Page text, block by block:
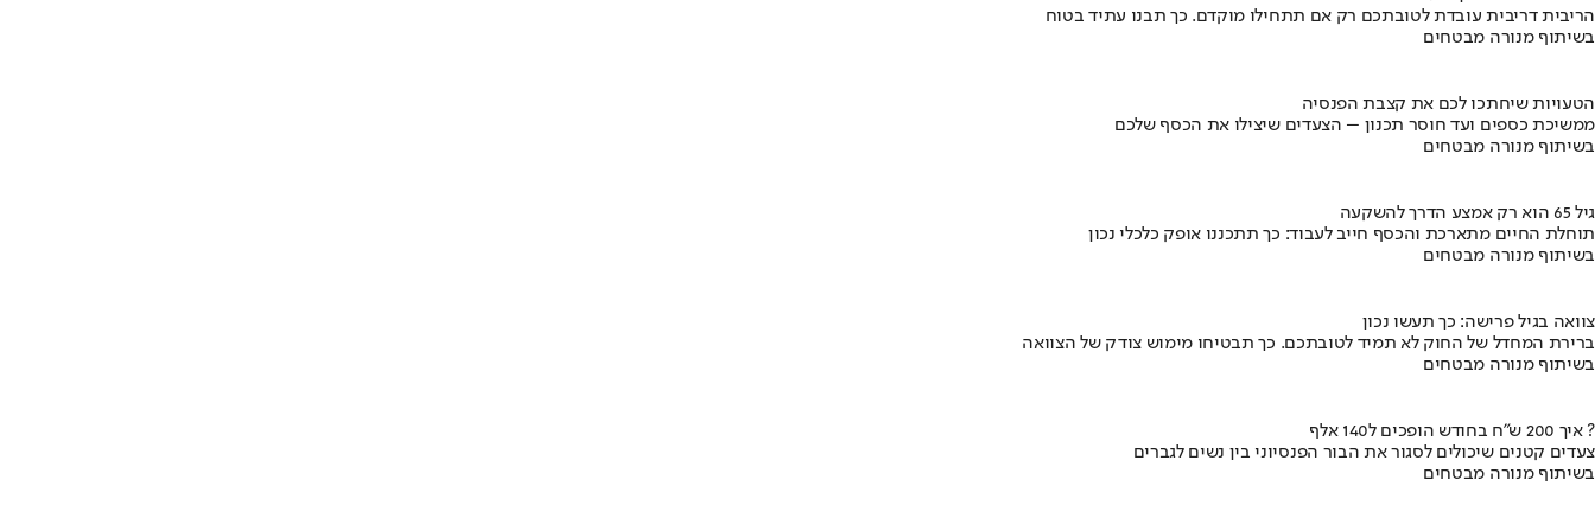
הריבית דריבית עובדת לטובתכם רק אם תתחילו מוקדם. כך תבנו עתיד בטוח
בשיתוף מנורה מבטחים
הטעויות שיחתכו לכם את קצבת הפנסיה
ממשיכת כספים ועד חוסר תכנון – הצעדים שיצילו את הכסף שלכם
בשיתוף מנורה מבטחים
גיל 65 הוא רק אמצע הדרך להשקעה
תוחלת החיים מתארכת והכסף חייב לעבוד: כך תתכננו אופק כלכלי נכון
בשיתוף מנורה מבטחים
צוואה בגיל פרישה: כך תעשו נכון
ברירת המחדל של החוק לא תמיד לטובתכם. כך תבטיחו מימוש צודק של הצוואה
בשיתוף מנורה מבטחים
איך 200 ש"ח בחודש הופכים ל140 אלף ?
צעדים קטנים שיכולים לסגור את הבור הפנסיוני בין נשים לגברים
בשיתוף מנורה מבטחים